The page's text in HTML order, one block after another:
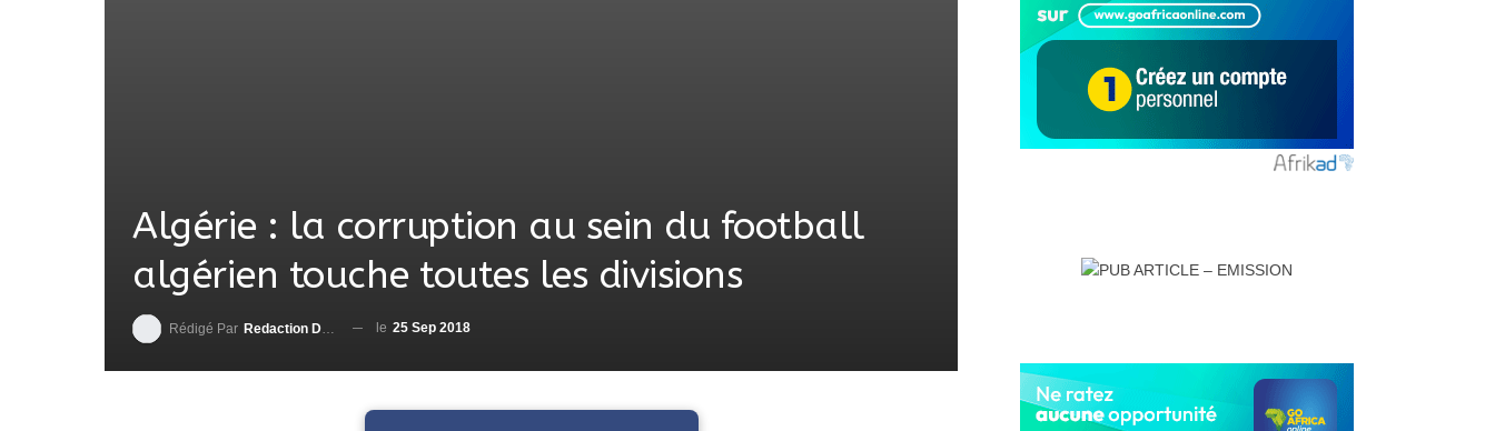
Algérie : la corruption au sein du football
algérien touche toutes les divisions
Rédigé Par Redaction DjenaSport le 25 Sep 2018